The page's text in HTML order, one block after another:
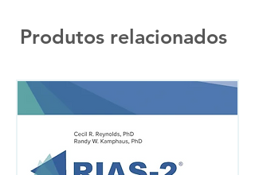
Produtos relacionados